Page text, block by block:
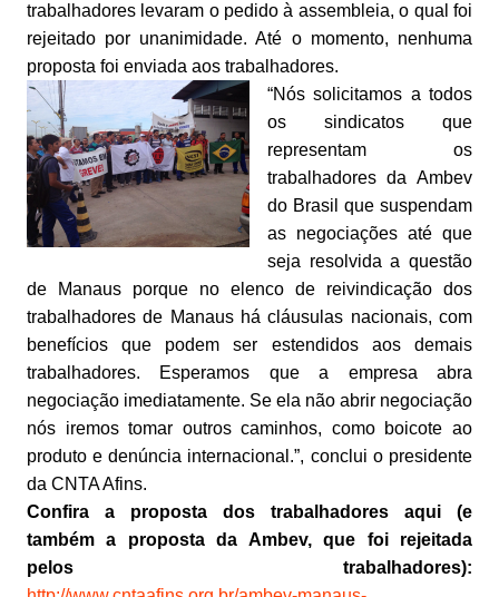
trabalhadores levaram o pedido à assembleia, o qual foi
rejeitado por unanimidade. Até o momento, nenhuma
proposta foi enviada aos trabalhadores.
“Nós solicitamos a todos
os sindicatos que
representam os
trabalhadores da Ambev
do Brasil que suspendam
as negociações até que
seja resolvida a questão
de Manaus porque no elenco de reivindicação dos
trabalhadores de Manaus há cláusulas nacionais, com
benefícios que podem ser estendidos aos demais
trabalhadores. Esperamos que a empresa abra
negociação imediatamente. Se ela não abrir negociação
nós iremos tomar outros caminhos, como boicote ao
produto e denúncia internacional.”, conclui o presidente
da CNTA Afins.
Confira a proposta dos trabalhadores aqui (e
também a proposta da Ambev, que foi rejeitada
pelos trabalhadores):